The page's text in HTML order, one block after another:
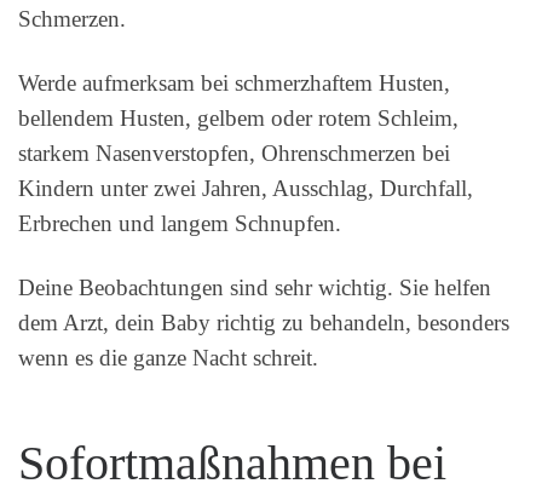
Schmerzen.
Werde aufmerksam bei schmerzhaftem Husten,
bellendem Husten, gelbem oder rotem Schleim,
starkem Nasenverstopfen, Ohrenschmerzen bei
Kindern unter zwei Jahren, Ausschlag, Durchfall,
Erbrechen und langem Schnupfen.
Deine Beobachtungen sind sehr wichtig. Sie helfen
dem Arzt, dein Baby richtig zu behandeln, besonders
wenn es die ganze Nacht schreit.
Sofortmaßnahmen bei